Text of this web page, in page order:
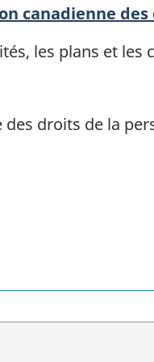
canadienne
les plans et
droits de la